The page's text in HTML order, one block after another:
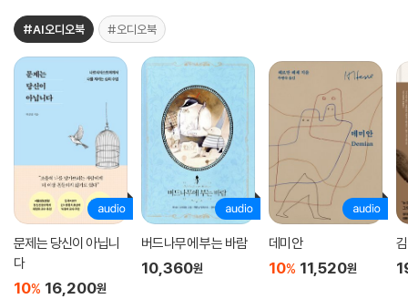
#AI오디오북 #오디오북
문제는 당신이 아닙니
다
10% 16,200원
버드나무에 부는 바람
10,360원
데미안
10% 11,520원